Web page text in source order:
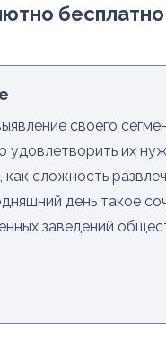
своего
их
сложность
день такое
заведений